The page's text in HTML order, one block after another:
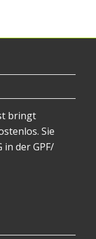
bringt
Sie
in der GPF/